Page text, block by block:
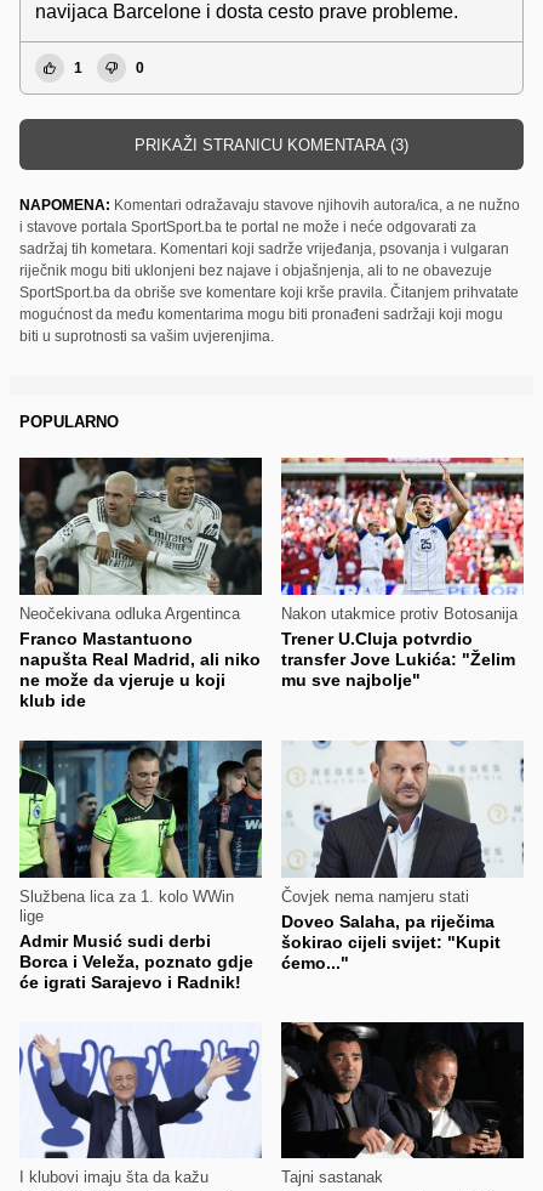
navijaca Barcelone i dosta cesto prave probleme.
1 0
PRIKAŽI STRANICU KOMENTARA (3)
NAPOMENA: Komentari odražavaju stavove njihovih autora/ica, a ne nužno
i stavove portala SportSport.ba te portal ne može i neće odgovarati za
sadržaj tih kometara. Komentari koji sadrže vrijeđanja, psovanja i vulgaran
riječnik mogu biti uklonjeni bez najave i objašnjenja, ali to ne obavezuje
SportSport.ba da obriše sve komentare koji krše pravila. Čitanjem prihvatate
mogućnost da među komentarima mogu biti pronađeni sadržaji koji mogu
biti u suprotnosti sa vašim uvjerenjima.
POPULARNO
Neočekivana odluka Argentinca
Franco Mastantuono
napušta Real Madrid, ali niko
ne može da vjeruje u koji
klub ide
Nakon utakmice protiv Botosanija
Trener U.Cluja potvrdio
transfer Jove Lukića: "Želim
mu sve najbolje"
Službena lica za 1. kolo WWin
lige
Admir Musić sudi derbi
Borca i Veleža, poznato gdje
će igrati Sarajevo i Radnik!
Čovjek nema namjeru stati
Doveo Salaha, pa riječima
šokirao cijeli svijet: "Kupit
ćemo..."
I klubovi imaju šta da kažu Tajni sastanak